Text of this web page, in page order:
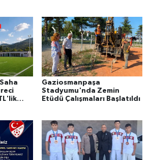
Gaziosmanpaşa
Stadyumu'nda Zemin
Etüdü Çalışmaları Başlatıldı